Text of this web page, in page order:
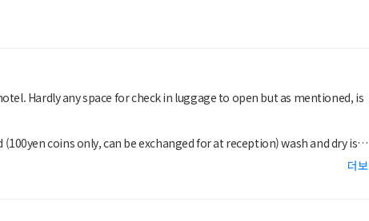
Hardly any space for check in luggage to open but as mentioned, is
coins only, can be exchanged for at reception) wash and dry is
더